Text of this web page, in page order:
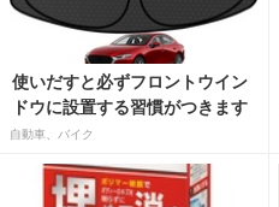
使いだすと必ずフロントウイン
ドウに設置する習慣がつきます
自動車、バイク